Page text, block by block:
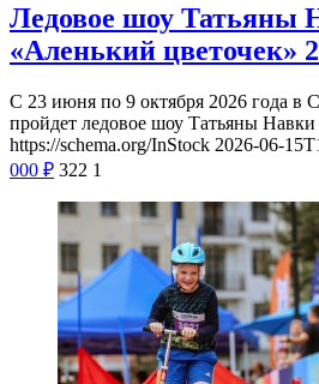
Ледовое шоу Татьяны
«Аленький цветочек»
С 23 июня по 9 октября 2026 года в
пройдет ледовое шоу Татьяны
https://schema.org/InStock 2026-06-
000 ₽ 322 1